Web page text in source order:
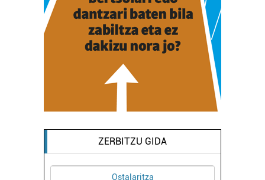
ZERBITZU GIDA
Ostalaritza